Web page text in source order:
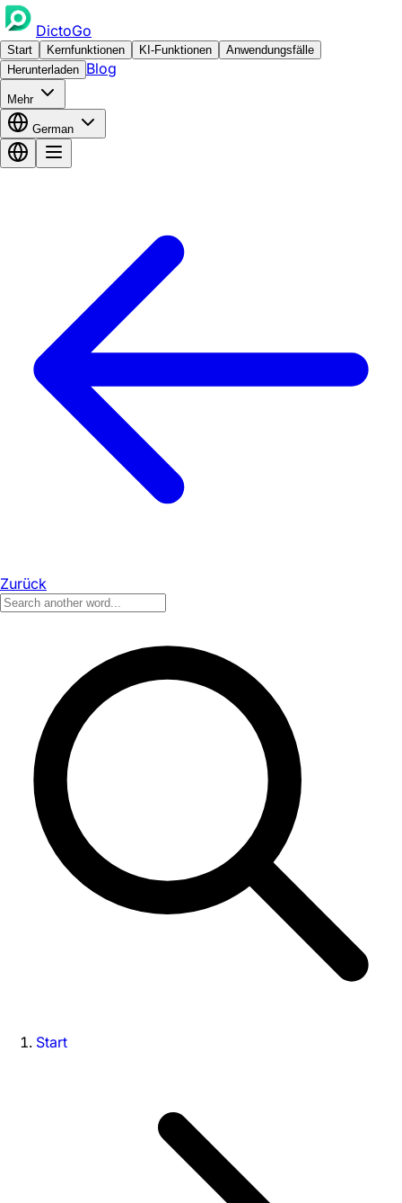
DictoGo
Start Kernfunktionen KI-Funktionen
Anwendungsfälle
Herunterladen Blog
Mehr
German
Zurück
Start